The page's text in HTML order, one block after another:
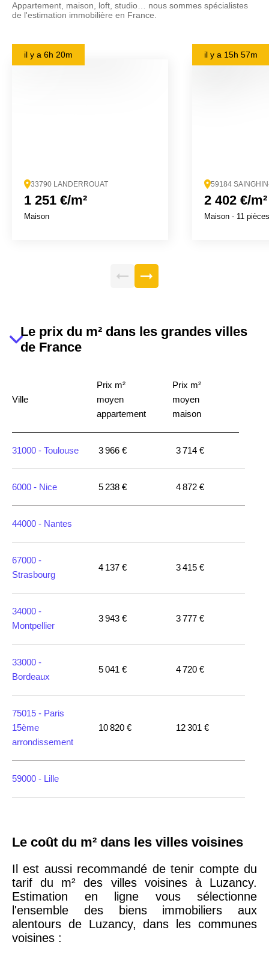
Appartement, maison, loft, studio… nous sommes spécialistes
de l'estimation immobilière en France.
il y a 6h 20m
33790 LANDERROUAT
1 251 €/m²
Maison
il y a 15h 57m
59184
2 402 €/m²
Maison - 11 pièces
Le prix du m² dans les grandes villes
de France
Ville
Prix m²
moyen
appartement
Prix m²
moyen
maison
31000 - Toulouse 3 966 € 3 714 €
6000 - Nice 5 238 € 4 872 €
44000 - Nantes
67000 -
Strasbourg
4 137 € 3 415 €
34000 -
Montpellier
3 943 € 3 777 €
33000 -
Bordeaux
5 041 € 4 720 €
75015 - Paris
15ème
arrondissement
10 820 € 12 301 €
59000 - Lille
18ème
arrondissement
10 114 € 11 322 €
75020 -Paris
20ème
9 623 € 11 141 €
Le coût du m² dans les villes voisines
Il est aussi recommandé de tenir compte du
tarif du m² des villes voisines à Luzancy.
Estimation en ligne vous sélectionne
l'ensemble des biens immobiliers aux
alentours de Luzancy, dans les communes
voisines :